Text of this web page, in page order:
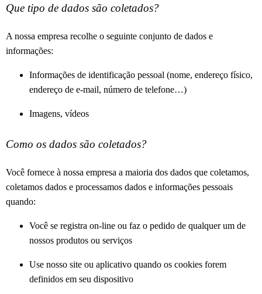
Que tipo de dados são coletados?
A nossa empresa recolhe o seguinte conjunto de dados e
informações:
Informações de identificação pessoal (nome, endereço físico,
endereço de e-mail, número de telefone…)
Imagens, vídeos
Como os dados são coletados?
Você fornece à nossa empresa a maioria dos dados que coletamos,
coletamos dados e processamos dados e informações pessoais
quando:
Você se registra on-line ou faz o pedido de qualquer um de
nossos produtos ou serviços
Use nosso site ou aplicativo quando os cookies forem
definidos em seu dispositivo